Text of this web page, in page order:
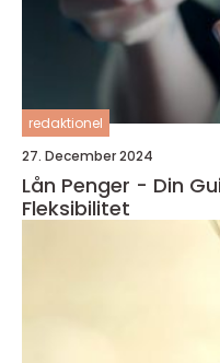
redaktionel
27. December 2024
Lån Penger - Din
Fleksibilitet